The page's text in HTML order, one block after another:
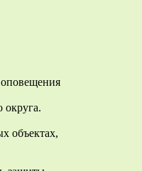
округа.
объектах,